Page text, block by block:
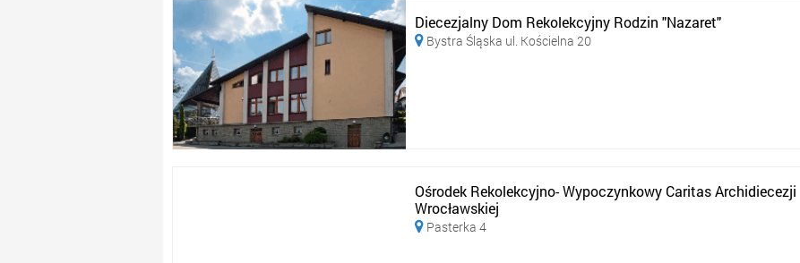
Diecezjalny Dom Rekolekcyjny Rodzin "Nazaret"
 Bystra Śląska ul. Kościelna 20
Ośrodek Rekolekcyjno- Wypoczynkowy Caritas Archidiecezji
Wrocławskiej
 Pasterka 4